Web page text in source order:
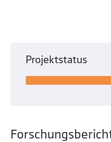
Projektstatus